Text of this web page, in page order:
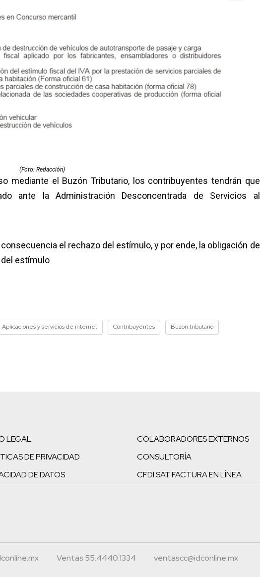
(Foto: Redacción)
mediante el Buzón Tributario, los contribuyentes tendrán que
ante la Administración Desconcentrada de Servicios al
el rechazo del estímulo, y por ende, la obligación de
estímulo
Aplicaciones y servicios de internet Contribuyentes Buzón tributario
LEGAL
DE PRIVACIDAD
DE DATOS
COLABORADORES EXTERNOS
CONSULTORÍA
CFDI SAT FACTURA EN LÍNEA
Ventas 55.4440.1334 ventascc@idconline.mx